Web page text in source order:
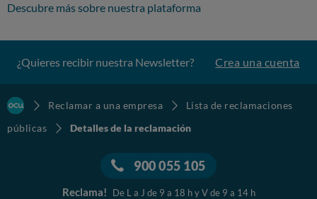
Descubre más sobre nuestra plataforma
¿Quieres recibir nuestra Newsletter? Crea una cuenta
Reclamar a una empresa
Lista de reclamaciones
públicas
Detalles de la reclamación
900 055 105
Reclama! De L a J de 9 a 18 h y V de 9 a 14 h